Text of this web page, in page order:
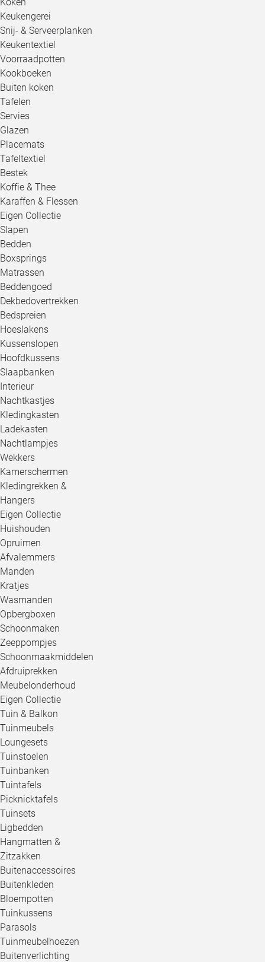
Keukengerei
Snij- & Serveerplanken
Keukentextiel
Voorraadpotten
Kookboeken
Buiten koken
Tafelen
Servies
Glazen
Placemats
Tafeltextiel
Bestek
Koffie & Thee
Karaffen & Flessen
Eigen Collectie
Slapen
Bedden
Boxsprings
Matrassen
Beddengoed
Dekbedovertrekken
Bedspreien
Hoeslakens
Kussenslopen
Hoofdkussens
Slaapbanken
Interieur
Nachtkastjes
Kledingkasten
Ladekasten
Nachtlampjes
Wekkers
Kamerschermen
Kledingrekken &
Hangers
Eigen Collectie
Huishouden
Opruimen
Afvalemmers
Manden
Kratjes
Wasmanden
Opbergboxen
Schoonmaken
Zeeppompjes
Schoonmaakmiddelen
Afdruiprekken
Meubelonderhoud
Eigen Collectie
Tuin & Balkon
Tuinmeubels
Loungesets
Tuinstoelen
Tuinbanken
Tuintafels
Picknicktafels
Tuinsets
Ligbedden
Hangmatten &
Zitzakken
Buitenaccessoires
Buitenkleden
Bloempotten
Tuinkussens
Parasols
Tuinmeubelhoezen
Buitenverlichting